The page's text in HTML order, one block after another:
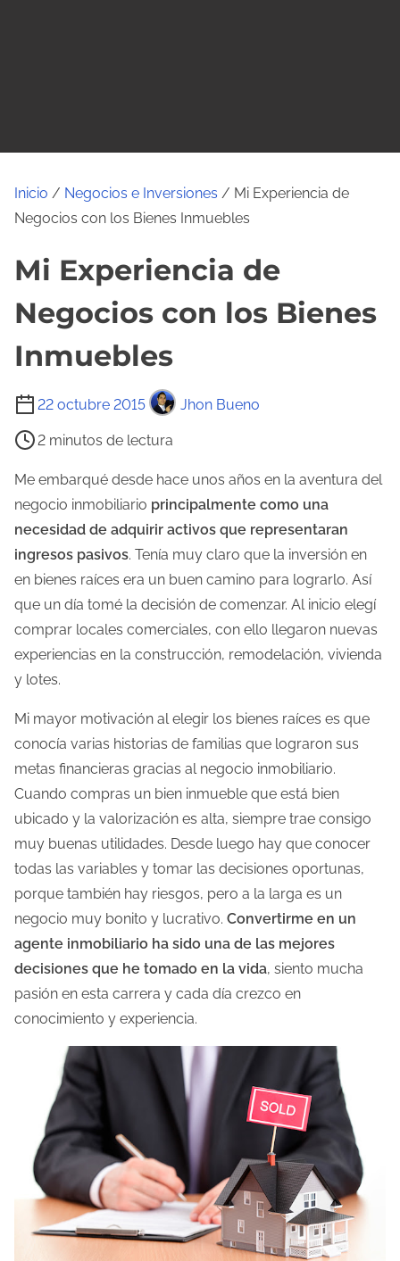
Inicio / Negocios e Inversiones / Mi Experiencia de
Negocios con los Bienes Inmuebles
Mi Experiencia de
Negocios con los Bienes
Inmuebles
22 octubre 2015 Jhon Bueno
T
e
m
p
o
d
e
l
e
c
t
r
a
d
e
l
a
e
n
t
r
a
d
a
2 minutos de lectura
Me embarqué desde hace unos años en la aventura del
negocio inmobiliario principalmente como una
necesidad de adquirir activos que representaran
ingresos pasivos. Tenía muy claro que la inversión en
en bienes raíces era un buen camino para lograrlo. Así
que un día tomé la decisión de comenzar. Al inicio elegí
comprar locales comerciales, con ello llegaron nuevas
experiencias en la construcción, remodelación, vivienda
y lotes.
Mi mayor motivación al elegir los bienes raíces es que
conocía varias historias de familias que lograron sus
metas financieras gracias al negocio inmobiliario.
Cuando compras un bien inmueble que está bien
ubicado y la valorización es alta, siempre trae consigo
muy buenas utilidades. Desde luego hay que conocer
todas las variables y tomar las decisiones oportunas,
porque también hay riesgos, pero a la larga es un
negocio muy bonito y lucrativo. Convertirme en un
agente inmobiliario ha sido una de las mejores
decisiones que he tomado en la vida, siento mucha
pasión en esta carrera y cada día crezco en
conocimiento y experiencia.